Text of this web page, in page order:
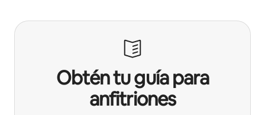
Obtén tu guía para
anfitriones